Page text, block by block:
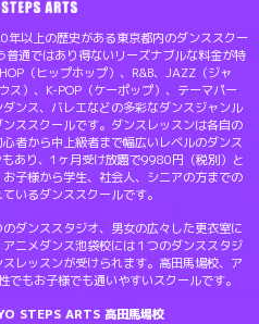
年以上の歴史がある東京都内のダンススクー
通ではあり得ないリーズナブルな料金が特
（ヒップホップ）、R&B、JAZZ（ジャ
ス）、K-POP（ケーポップ）、テーマパー
ンス、バレエなどの多彩なダンスジャンル
ススクールです。ダンスレッスンは各自の
者から中上級者まで幅広いレベルのダンス
あり、1ヶ月受け放題で9980円（税別）と
子様から学生、社会人、シニアの方までの
いるダンススクールです。
ダンススタジオ、男女の広々した更衣室に
ニメダンス池袋校には１つのダンススタジ
レッスンが受けられます。高田馬場校、ア
もお子様でも通いやすいスクールです。
STEPS ARTS 高田馬場校